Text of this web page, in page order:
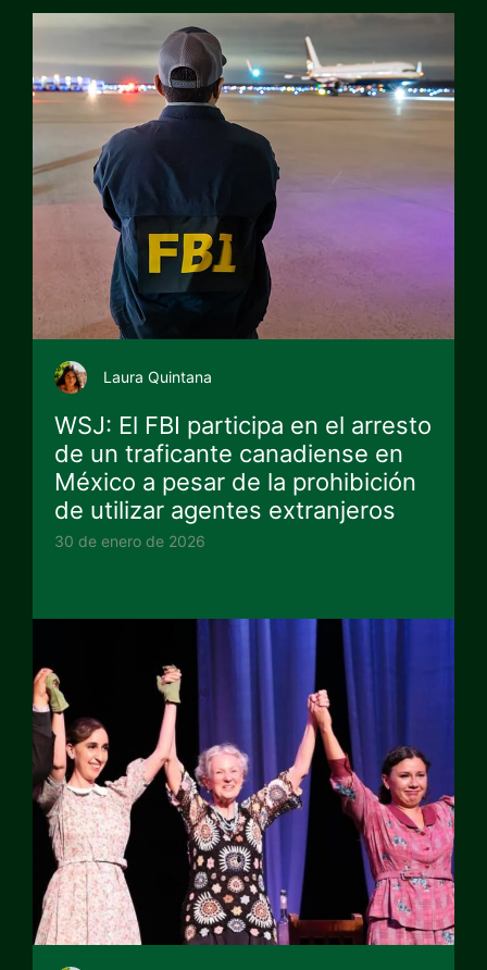
Laura Quintana
WSJ: El FBI participa en el arresto
de un traficante canadiense en
México a pesar de la prohibición
de utilizar agentes extranjeros
30 de enero de 2026